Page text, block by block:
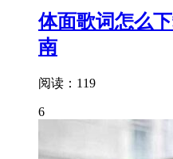
体面歌词怎么
南
阅读：119
6